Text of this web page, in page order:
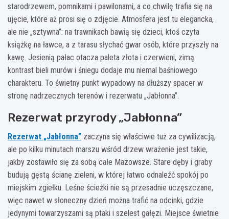
starodrzewem, pomnikami i pawilonami, a co chwilę trafia się na
ujęcie, które aż prosi się o zdjęcie. Atmosfera jest tu elegancka,
ale nie „sztywna”: na trawnikach bawią się dzieci, ktoś czyta
książkę na ławce, a z tarasu słychać gwar osób, które przyszły na
kawę. Jesienią pałac otacza paleta złota i czerwieni, zimą
kontrast bieli murów i śniegu dodaje mu niemal baśniowego
charakteru. To świetny punkt wypadowy na dłuższy spacer w
stronę nadrzecznych terenów i rezerwatu „Jabłonna”.
Rezerwat przyrody „Jabłonna”
Rezerwat „Jabłonna” zaczyna się właściwie tuż za cywilizacją,
ale po kilku minutach marszu wśród drzew wrażenie jest takie,
jakby zostawiło się za sobą całe Mazowsze. Stare dęby i graby
budują gęstą ścianę zieleni, w której łatwo odnaleźć spokój po
miejskim zgiełku. Leśne ścieżki nie są przesadnie uczęszczane,
więc nawet w słoneczny dzień można trafić na odcinki, gdzie
jedynymi towarzyszami są ptaki i szelest gałęzi. Miejsce świetnie